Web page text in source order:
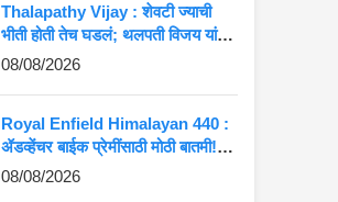
Thalapathy Vijay : शेवटी ज्याची
भीती होती तेच घडलं; थलपती विजय यांना
मोठा झटका, 37 खासदारांची दांडी!
08/08/2026
Royal Enfield Himalayan 440 :
ॲडव्हेंचर बाईक प्रेमींसाठी मोठी बातमी!
दमदार हिमालयन 440 लवकरच बाजारात
08/08/2026